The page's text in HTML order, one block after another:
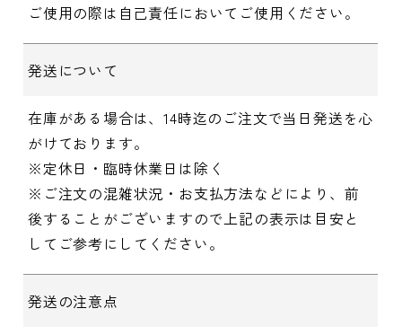
ご使用の際は自己責任においてご使用ください。
発送について
在庫がある場合は、14時迄のご注文で当日発送を心
がけております。
※定休日・臨時休業日は除く
※ご注文の混雑状況・お支払方法などにより、前
後することがございますので上記の表示は目安と
してご参考にしてください。
発送の注意点